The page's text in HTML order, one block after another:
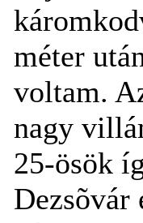
méter
voltam.
nagy
25-ösök
Dezsõvár